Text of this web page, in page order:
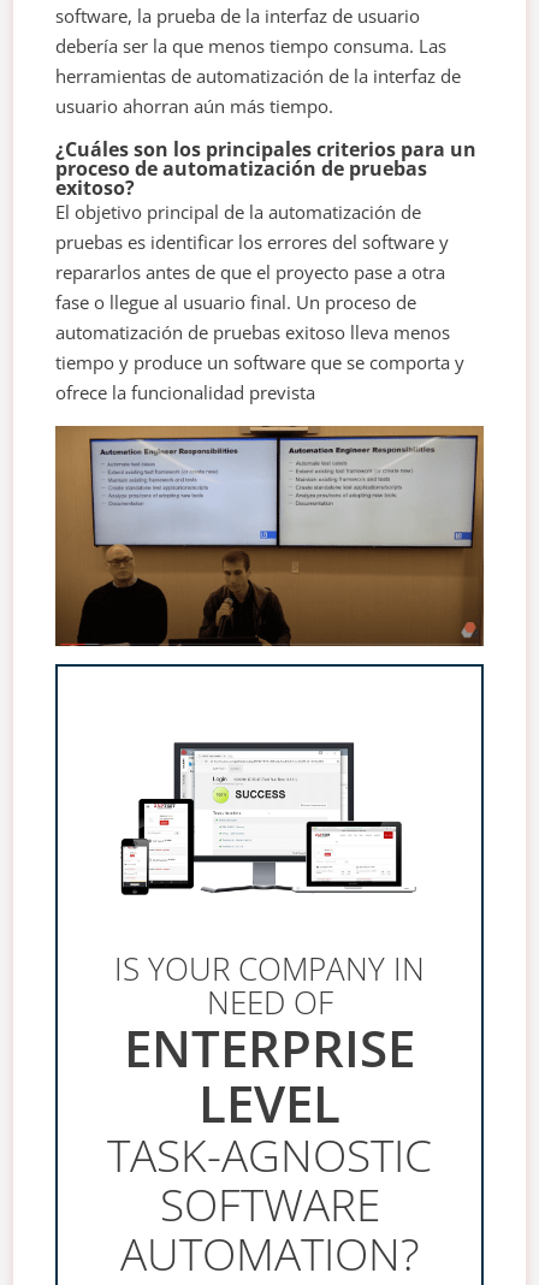
software, la prueba de la interfaz de usuario
debería ser la que menos tiempo consuma. Las
herramientas de automatización de la interfaz de
usuario ahorran aún más tiempo.
¿Cuáles son los principales criterios para un
proceso de automatización de pruebas
exitoso?
El objetivo principal de la automatización de
pruebas es identificar los errores del software y
repararlos antes de que el proyecto pase a otra
fase o llegue al usuario final. Un proceso de
automatización de pruebas exitoso lleva menos
tiempo y produce un software que se comporta y
ofrece la funcionalidad prevista
IS YOUR COMPANY IN
NEED OF
ENTERPRISE
LEVEL
TASK-AGNOSTIC
SOFTWARE
AUTOMATION?